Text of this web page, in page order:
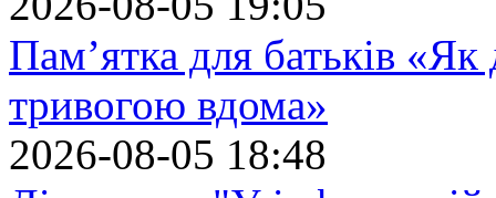
Пам’ятка для батьків
тривогою вдома»
2026-08-05 18:48